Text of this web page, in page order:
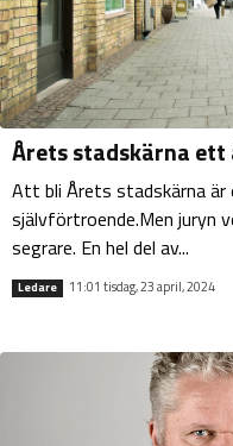
Årets stadskärna
Att bli Årets stadskärna
självförtroende.Men juryn
segrare. En hel del av...
Ledare 11:01 tisdag, 23 april, 2024